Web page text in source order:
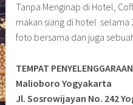
Tanpa Menginap di Hotel,
makan siang di hotel selama
foto bersama dan juga
TEMPAT
Malioboro Yogyakarta
Jl. Sosrowijayan No. 242